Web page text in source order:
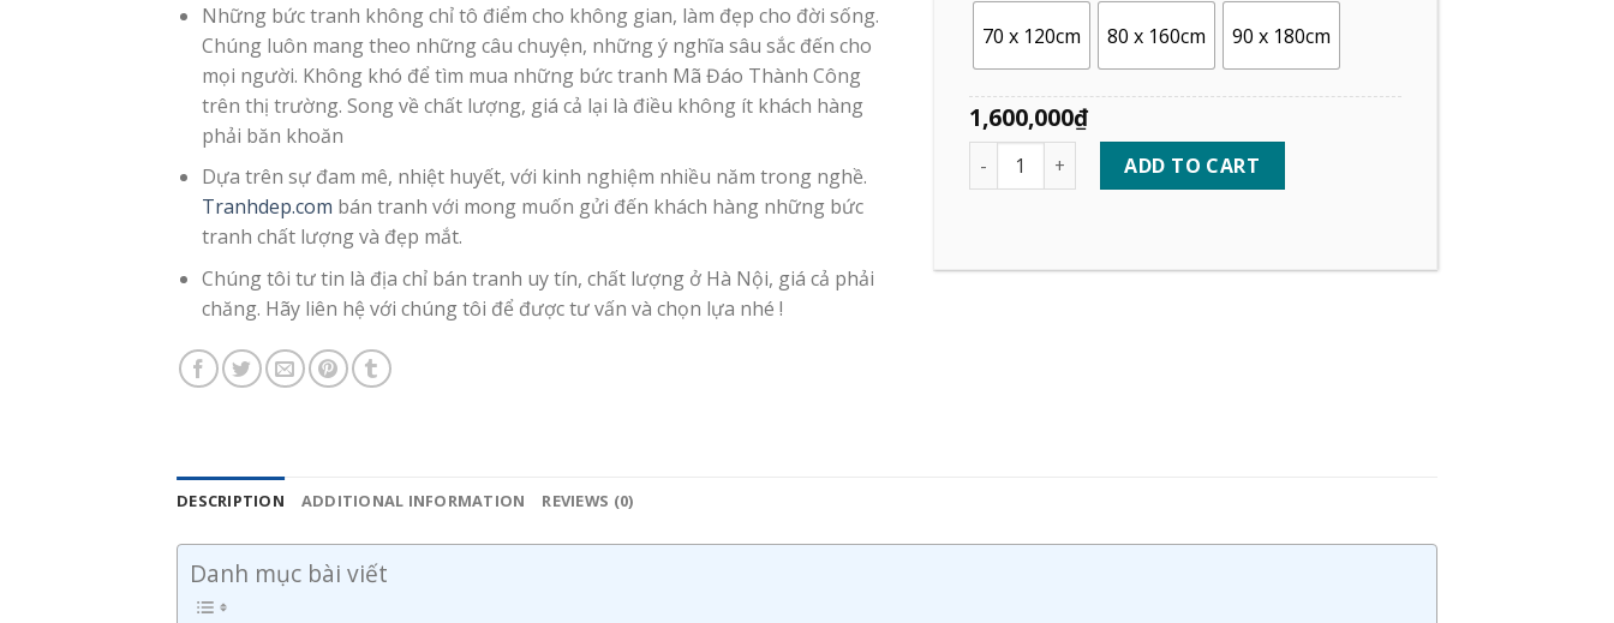
Những bức tranh không chỉ tô điểm cho không gian, làm đẹp cho đời sống.
Chúng luôn mang theo những câu chuyện, những ý nghĩa sâu sắc đến cho
mọi người. Không khó để tìm mua những bức tranh Mã Đáo Thành Công
trên thị trường. Song về chất lượng, giá cả lại là điều không ít khách hàng
phải băn khoăn
Dựa trên sự đam mê, nhiệt huyết, với kinh nghiệm nhiều năm trong nghề.
Tranhdep.com bán tranh với mong muốn gửi đến khách hàng những bức
tranh chất lượng và đẹp mắt.
Chúng tôi tư tin là địa chỉ bán tranh uy tín, chất lượng ở Hà Nội, giá cả phải
chăng. Hãy liên hệ với chúng tôi để được tư vấn và chọn lựa nhé !
70 x 120cm 80 x 160cm 90 x 180cm
1,600,000₫
Quantity ADD TO CART
DESCRIPTION ADDITIONAL INFORMATION REVIEWS (0)
Danh mục bài viết